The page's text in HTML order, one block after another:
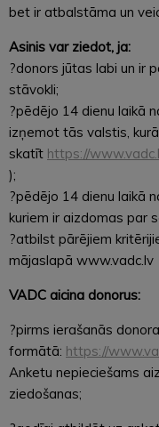
bet ir atbalstāma un
Asinis var ziedot, ja:
?donors jūtas labi un ir
stāvokli;
?pēdējo 14 dienu laikā
izņemot tās valstis,
skatīt https://
);
?pēdējo 14 dienu laikā
kuriem ir aizdomas par
?atbilst pārējiem
mājaslapā www.vadc.lv
VADC aicina donorus:
?pirms ierašanās
formātā: https://
Anketu nepieciešams
ziedošanas;